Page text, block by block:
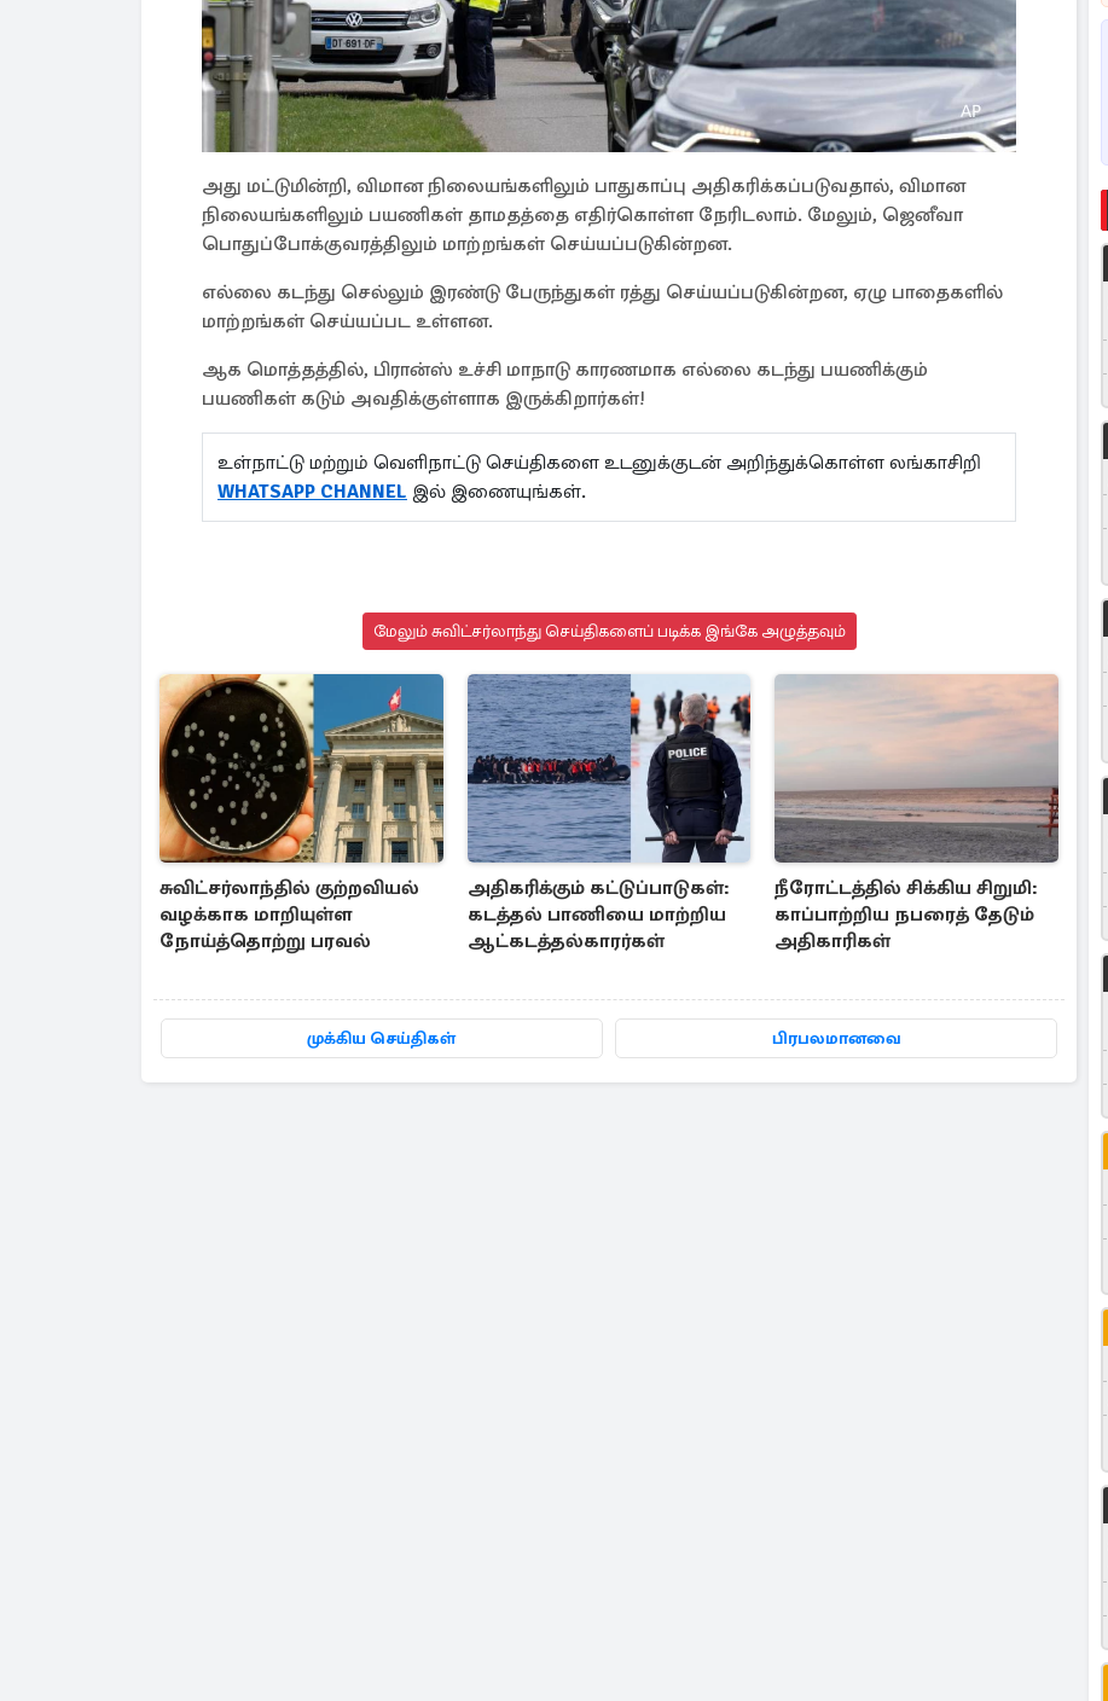
அது மட்டுமின்றி, விமான நிலையங்களிலும் பாதுகாப்பு அதிகரிக்கப்படுவதால், விமான
நிலையங்களிலும் பயணிகள் தாமதத்தை எதிர்கொள்ள நேரிடலாம். மேலும், ஜெனீவா
பொதுப்போக்குவரத்திலும் மாற்றங்கள் செய்யப்படுகின்றன.
எல்லை கடந்து செல்லும் இரண்டு பேருந்துகள் ரத்து செய்யப்படுகின்றன, ஏழு பாதைகளில்
மாற்றங்கள் செய்யப்பட உள்ளன.
ஆக மொத்தத்தில், பிரான்ஸ் உச்சி மாநாடு காரணமாக எல்லை கடந்து பயணிக்கும்
பயணிகள் கடும் அவதிக்குள்ளாக இருக்கிறார்கள்!
உள்நாட்டு மற்றும் வெளிநாட்டு செய்திகளை உடனுக்குடன் அறிந்துக்கொள்ள லங்காசிறி
WHATSAPP CHANNEL இல் இணையுங்கள்.
மேலும் சுவிட்சர்லாந்து செய்திகளைப் படிக்க இங்கே அழுத்தவும்
சுவிட்சர்லாந்தில் குற்றவியல்
வழக்காக மாறியுள்ள
நோய்த்தொற்று பரவல்
அதிகரிக்கும் கட்டுப்பாடுகள்:
கடத்தல் பாணியை மாற்றிய
ஆட்கடத்தல்காரர்கள்
நீரோட்டத்தில் சிக்கிய சிறுமி:
காப்பாற்றிய நபரைத் தேடும்
அதிகாரிகள்
முக்கிய செய்திகள் பிரபலமானவை